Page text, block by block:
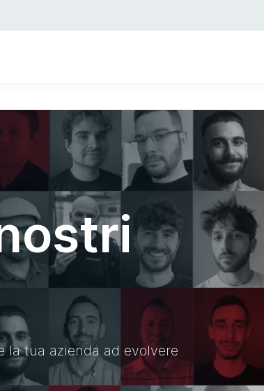
la tua azienda ad evolvere